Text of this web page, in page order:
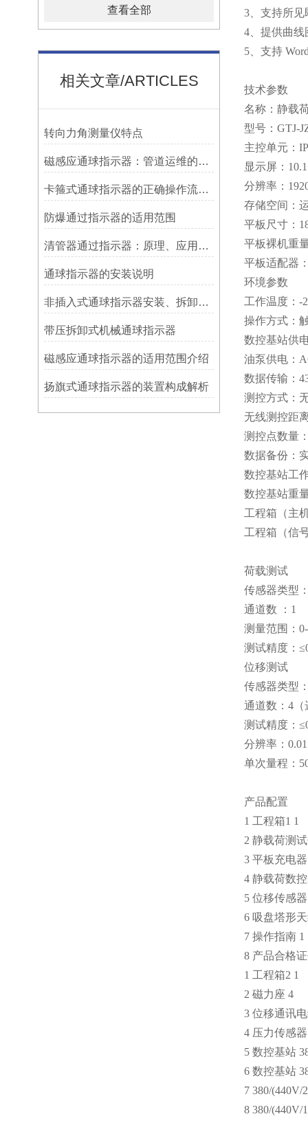
查看全部
相关文章/ARTICLES
转向力角测量仪特点
磁感应通球指示器：管道运维的隐形守护者
卡箍式通球指示器的正确操作流程介绍
防爆通过指示器的适用范围
清管器通过指示器：原理、应用与维护
​通球指示器的安装说明
非插入式通球指示器安装、拆卸灵活方便
带压拆卸式机械通球指示器
磁感应通球指示器的适用范围介绍
扬旗式通球指示器的装置构成解析
3、支持所
4、提供曲线
5、支持
技术参数
名称：静载
型号：GTJ-
主控单元：
显示屏：
分辨率：
存储空间：
平板尺寸：
平板裸机重
平板适配器
环境参数
工作温度：
操作方式：
数控基站供
油泵供电：
数据传输：
测控方式：
无线测控距
测控点数量
数据备份：
数控基站工
数控基站重
工程箱（主
工程箱（信
荷载测试
传感器类型
通道数 ：1
测量范围：
测试精度：
位移测试
传感器类型
通道数：4（
测试精度：
分辨率：
单次量程：
产品配置
1 工程箱1 1
2 静载荷测
3 平板充电
4 静载荷数
5 位移传感
6 吸盘塔形
7 操作指南 1
8 产品合格
1 工程箱2 1
2 磁力座 4
3 位移通讯
4 压力传感
5 数控基站
6 数控基站
7 380/(440V/
8 380/(440V/